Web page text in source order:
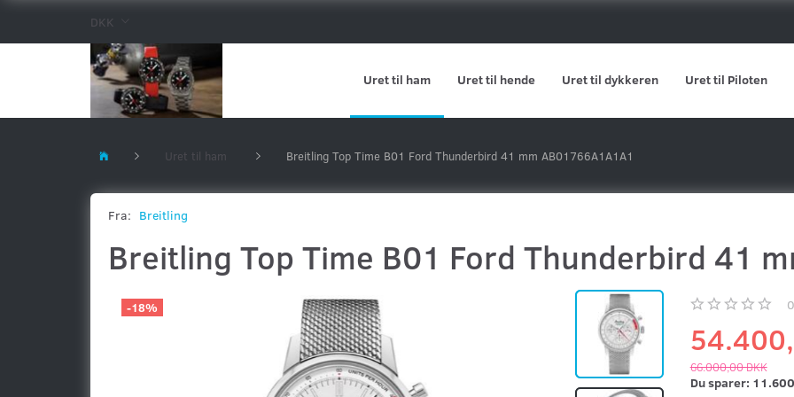
DKK
Uret til ham Uret til hende Uret til dykkeren Uret til Piloten
Uret til ham Breitling Top Time B01 Ford Thunderbird 41 mm AB01766A1A1A1
Fra: Breitling
Breitling Top Time B01 Ford Thunderbird 41
-18% 0
66.000,00 DKK
Du sparer: